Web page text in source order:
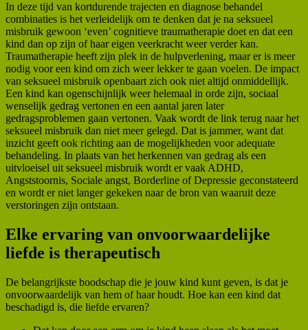
In deze tijd van kortdurende trajecten en diagnose behandel
combinaties is het verleidelijk om te denken dat je na seksueel
misbruik gewoon ‘even’ cognitieve traumatherapie doet en dat een
kind dan op zijn of haar eigen veerkracht weer verder kan.
Traumatherapie heeft zijn plek in de hulpverlening, maar er is meer
nodig voor een kind om zich weer lekker te gaan voelen. De impact
van seksueel misbruik openbaart zich ook niet altijd onmiddellijk.
Een kind kan ogenschijnlijk weer helemaal in orde zijn, sociaal
wenselijk gedrag vertonen en een aantal jaren later
gedragsproblemen gaan vertonen. Vaak wordt de link terug naar het
seksueel misbruik dan niet meer gelegd. Dat is jammer, want dat
inzicht geeft ook richting aan de mogelijkheden voor adequate
behandeling. In plaats van het herkennen van gedrag als een
uitvloeisel uit seksueel misbruik wordt er vaak ADHD,
Angststoornis, Sociale angst, Borderline of Depressie geconstateerd
en wordt er niet langer gekeken naar de bron van waaruit deze
verstoringen zijn ontstaan.
Elke ervaring van onvoorwaardelijke
liefde is therapeutisch
De belangrijkste boodschap die je jouw kind kunt geven, is dat je
onvoorwaardelijk van hem of haar houdt. Hoe kan een kind dat
beschadigd is, die liefde ervaren?